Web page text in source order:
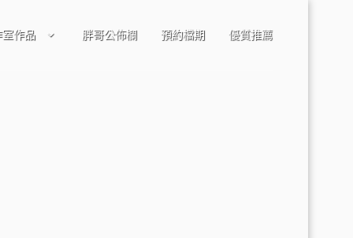
室作品 胖哥公佈欄 預約檔期 優質推薦